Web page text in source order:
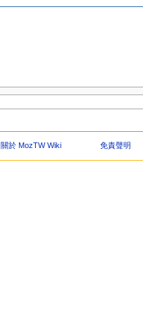
關於 MozTW Wiki 免責聲明